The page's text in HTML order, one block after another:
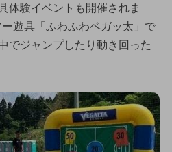
体験イベントも開催されま
遊具「ふわふわベガッ太」で
でジャンプしたり動き回った